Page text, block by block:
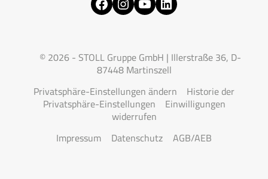
© 2026 - STOLL Gruppe GmbH | Illerstraße 36, D-
87448 Martinszell
Privatsphäre-Einstellungen ändern Historie der
Privatsphäre-Einstellungen Einwilligungen
widerrufen
Impressum Datenschutz AGB/AEB